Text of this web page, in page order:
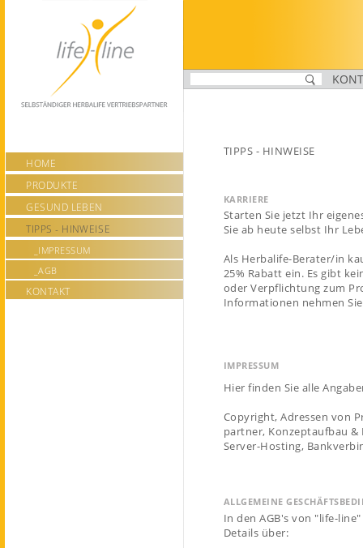
https://life-line.ch/tipps-hinweise
HOME
PRODUKTE
GESUND LEBEN
TIPPS - HINWEISE
_IMPRESSUM
_AGB
KONTAKT
TIPPS - HINWEISE
KARRIERE
Starten Sie jetzt Ihr
Sie ab heute selbst Ihr
Als Herbalife-Berater/in
25% Rabatt ein. Es gibt
oder Verpflichtungzum
Informationen nehmen
IMPRESSUM
Hier finden Sie alle
Copyright, Adressen von
partner, Konzeptaufbau &
Server-Hosting,
ALLGEMEINE
In den AGB's von "life-
Details über: